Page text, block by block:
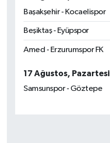
Başakşehir - Kocaelispor
Beşiktaş - Eyüpspor
Amed - Erzurumspor FK
17 Ağustos, Pazartesi
Samsunspor - Göztepe